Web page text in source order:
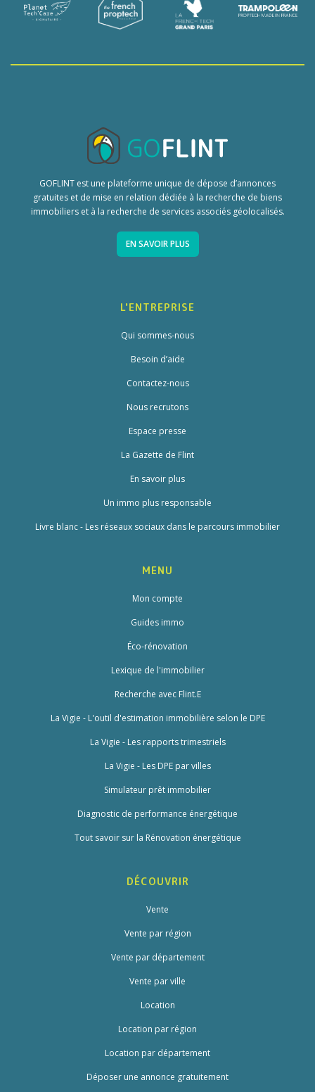
GOFLINT est une plateforme unique de dépose d’annonces
gratuites et de mise en relation dédiée à la recherche de biens
immobiliers et à la recherche de services associés géolocalisés.
EN SAVOIR PLUS
L'ENTREPRISE
Qui sommes-nous
Besoin d’aide
Contactez-nous
Nous recrutons
Espace presse
La Gazette de Flint
En savoir plus
Un immo plus responsable
Livre blanc - Les réseaux sociaux dans le parcours immobilier
MENU
Mon compte
Guides immo
Éco-rénovation
Lexique de l'immobilier
Recherche avec Flint.E
La Vigie - L'outil d'estimation immobilière selon le DPE
La Vigie - Les rapports trimestriels
La Vigie - Les DPE par villes
Simulateur prêt immobilier
Diagnostic de performance énergétique
Tout savoir sur la Rénovation énergétique
DÉCOUVRIR
Vente
Vente par région
Vente par département
Vente par ville
Location
Location par région
Location par département
Déposer une annonce gratuitement